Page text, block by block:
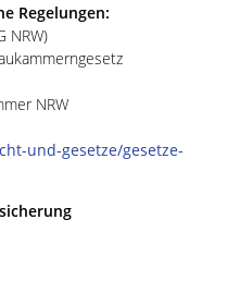
Regelungen:
NRW)
NRW
und-gesetze/gesetze-